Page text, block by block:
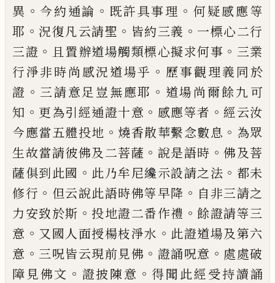
異 。 今約通論 。 既許具事理 。 何疑感應等
耶 。 況復凡云請聖 。 皆約三義 。 一標心二行
三證 。 且置辦道場觸類標心擬求何事 。 三業
行淨非時尚感況道場乎 。 歷事觀理義同於
證 。 三請意足豈無應耶 。 道場尚爾餘九可
知 。 更為引經通證十意 。 感應等者 。 經云汝
今應當五體投地 。 燒香散華繫念數息 。 為眾
生故當請彼佛及二菩薩 。 說是語時 。 佛及菩
薩俱到此國 。 此乃牟尼纔示設請之法 。 都未
修行 。 但云說此語時佛等早降 。 自非三請之
力安致於斯 。 投地證二番作禮 。 餘證請等三
意 。 又國人面授楊枝淨水 。 此證道場及第六
意 。 三呪皆云現前見佛 。 證誦呪意 。 處處破
障見佛文 。 證披陳意 。 得聞此經受持讀誦